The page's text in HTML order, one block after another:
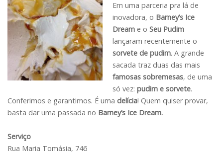
Em uma parceria pra lá de
inovadora, o Barney’s Ice
Dream e o Seu Pudim
lançaram recentemente o
sorvete de pudim. A grande
sacada traz duas das mais
famosas sobremesas, de uma
só vez: pudim e sorvete.
Conferimos e garantimos. É uma delícia! Quem quiser provar,
basta dar uma passada no Barney’s Ice Dream.
Serviço
Rua Maria Tomásia, 746